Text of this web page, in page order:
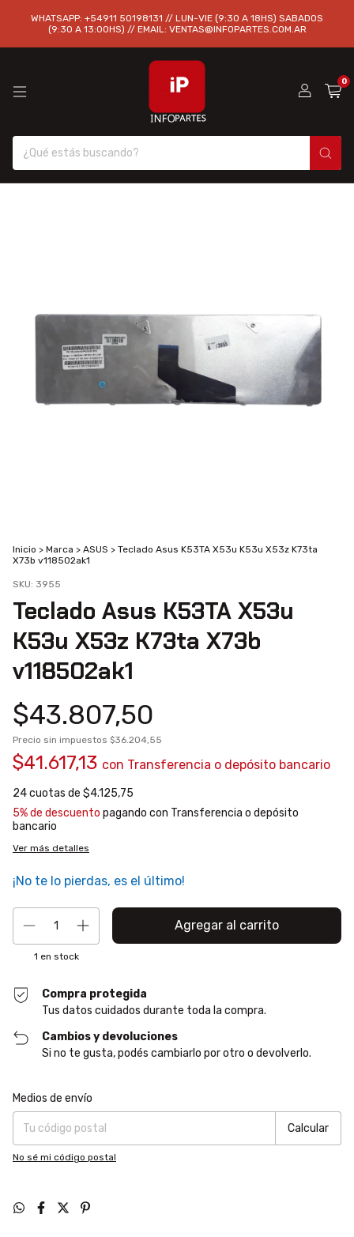
WHATSAPP: +54911 50198131 // LUN-VIE (9:30 A 18HS) SABADOS
(9:30 A 13:00HS) // EMAIL: VENTAS@INFOPARTES.COM.AR
0
Inicio > Marca > ASUS > Teclado Asus K53TA X53u K53u X53z K73ta
X73b v118502ak1
SKU: 3955
Teclado Asus K53TA X53u
K53u X53z K73ta X73b
v118502ak1
$43.807,50
Precio sin impuestos $36.204,55
$41.617,13 con Transferencia o depósito bancario
24cuotas de $4.125,75
5% de descuento pagando con Transferencia o depósito
bancario
Ver más detalles
¡No te lo pierdas, es el último!
1 en stock
Compra protegida
Tus datos cuidados durante toda la compra.
Cambios y devoluciones
Si no te gusta, podés cambiarlo por otro o devolverlo.
Entregas para el CP:
Medios de envío
Calcular
No sé mi código postal